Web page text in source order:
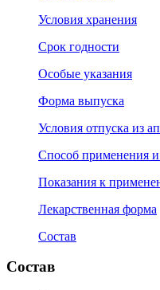
Условия хранения
Срок годности
Особые указания
Форма выпуска
Условия отпуска из
Способ применения
Показания к
Лекарственная форма
Состав
Состав